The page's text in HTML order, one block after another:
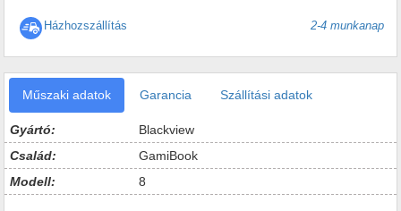
Házhozszállítás 2-4 munkanap
Műszaki adatok Garancia Szállítási adatok
Gyártó:
Blackview
Család:
GamiBook
Modell:
8